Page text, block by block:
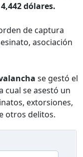
dólares.
de captura
asociación
se gestó el
cual se asestó un
extorsiones,
otros delitos.